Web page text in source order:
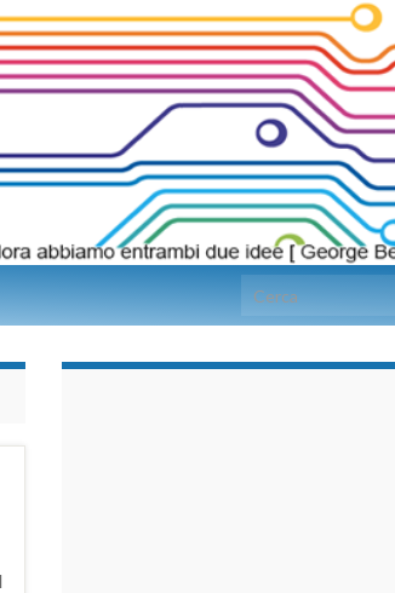
Search for: